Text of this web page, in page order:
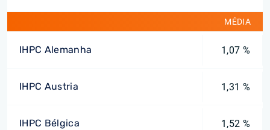
MÉDIA
IHPC Alemanha 1,07 %
IHPC Austria 1,31 %
IHPC Bélgica 1,52 %